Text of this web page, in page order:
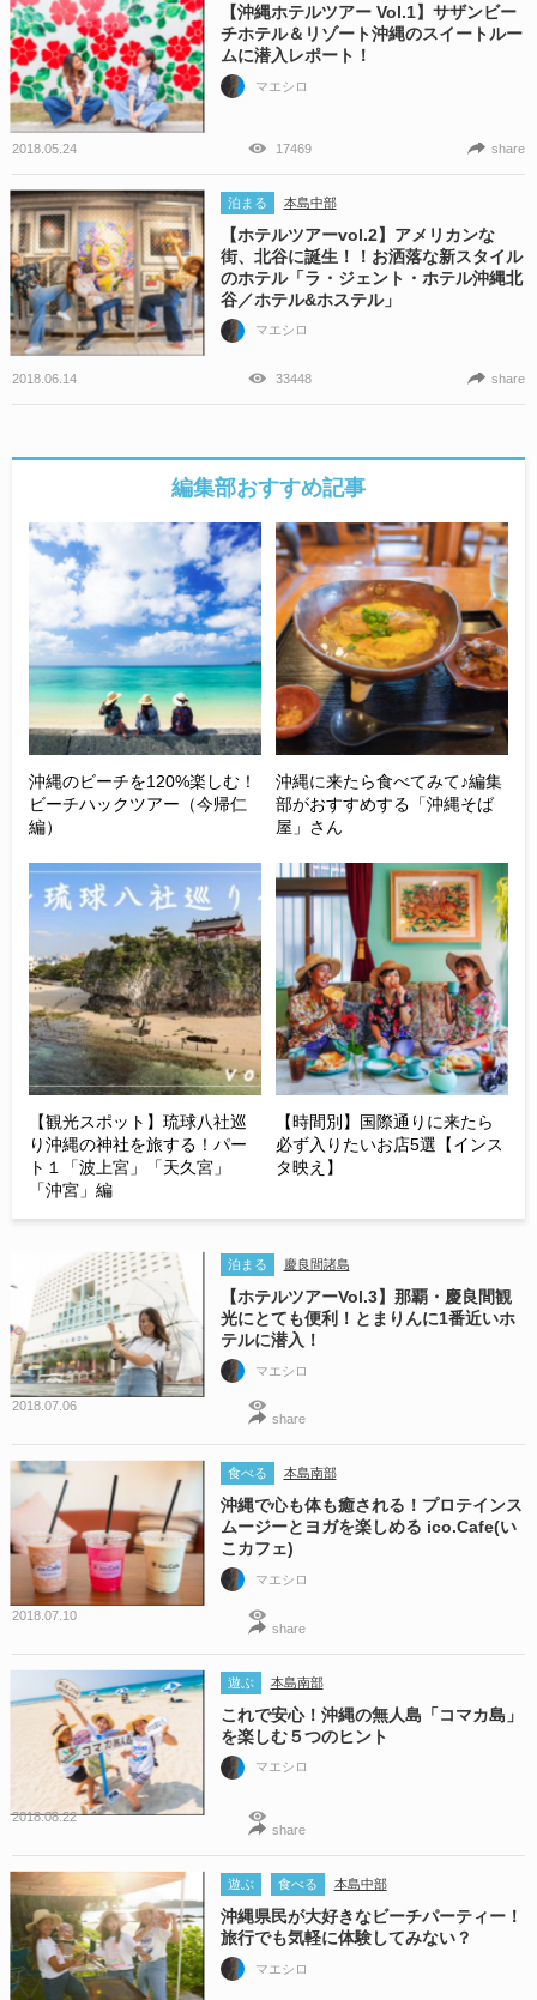
【沖縄ホテルツアー Vol.1】サザンビー
チホテル＆リゾート沖縄のスイートルー
ムに潜入レポート！
マエシロ
2018.05.24 17469 share
泊まる 本島中部
【ホテルツアーvol.2】アメリカンな
街、北谷に誕生！！お洒落な新スタイル
のホテル「ラ・ジェント・ホテル沖縄北
谷／ホテル&ホステル」
マエシロ
2018.06.14 33448 share
編集部おすすめ記事
沖縄のビーチを120%楽しむ！
ビーチハックツアー（今帰仁
編）
沖縄に来たら食べてみて♪編集
部がおすすめする「沖縄そば
屋」さん
【観光スポット】琉球八社巡
り沖縄の神社を旅する！パー
ト１「波上宮」「天久宮」
「沖宮」編
【時間別】国際通りに来たら
必ず入りたいお店5選【インス
タ映え】
泊まる 慶良間諸島
【ホテルツアーVol.3】那覇・慶良間観
光にとても便利！とまりんに1番近いホ
テルに潜入！
マエシロ
2018.07.06
share
食べる 本島南部
沖縄で心も体も癒される！プロテインス
ムージーとヨガを楽しめる ico.Cafe(い
こカフェ)
マエシロ
2018.07.10
share
遊ぶ 本島南部
これで安心！沖縄の無人島「コマカ島」
を楽しむ５つのヒント
マエシロ
2018.08.22
share
遊ぶ 食べる 本島中部
沖縄県民が大好きなビーチパーティー！
旅行でも気軽に体験してみない？
マエシロ